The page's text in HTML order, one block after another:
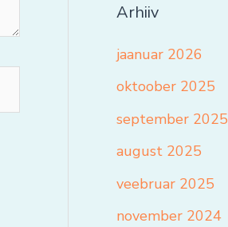
Arhiiv
jaanuar 2026
oktoober 2025
september 2025
august 2025
veebruar 2025
november 2024